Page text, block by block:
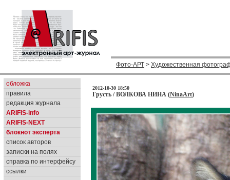
Фото-АРТ > Художественная
обложка
правила
редакция журнала
ARIFIS-info
ARIFIS-NEXT
блокнот эксперта
список авторов
записки на полях
справка по интерфейсу
ссылки
2012-10-30 18:50
Грусть / ВОЛКОВА НИНА (NinaArt)